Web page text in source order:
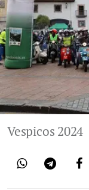
Vespicos 2024